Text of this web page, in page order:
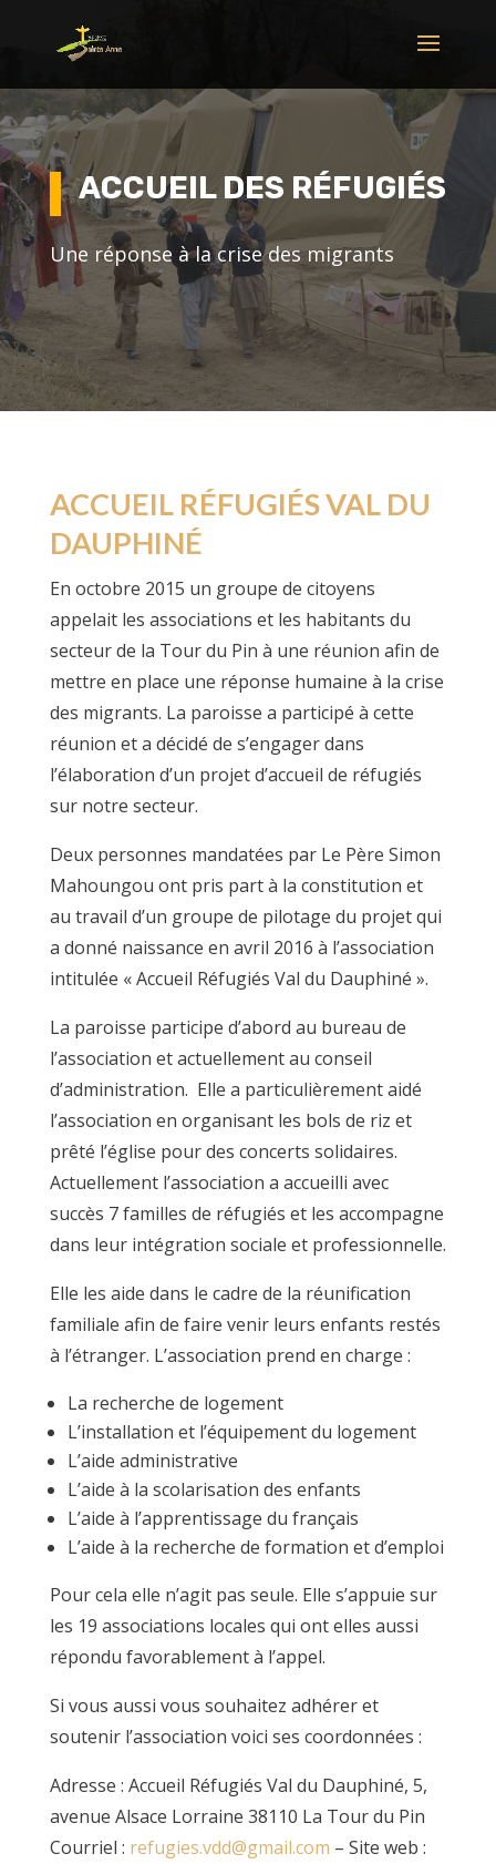
ACCUEIL DES RÉFUGIÉS
Une réponse à la crise des migrants
ACCUEIL RÉFUGIÉS VAL DU
DAUPHINÉ
En octobre 2015 un groupe de citoyens
appelait les associations et les habitants du
secteur de la Tour du Pin à une réunion afin de
mettre en place une réponse humaine à la crise
des migrants. La paroisse a participé à cette
réunion et a décidé de s’engager dans
l’élaboration d’un projet d’accueil de réfugiés
sur notre secteur.
Deux personnes mandatées par Le Père Simon
Mahoungou ont pris part à la constitution et
au travail d’un groupe de pilotage du projet qui
a donné naissance en avril 2016 à l’association
intitulée « Accueil Réfugiés Val du Dauphiné ».
La paroisse participe d’abord au bureau de
l’association et actuellement au conseil
d’administration. Elle a particulièrement aidé
l’association en organisant les bols de riz et
prêté l’église pour des concerts solidaires.
Actuellement l’association a accueilli avec
succès 7 familles de réfugiés et les accompagne
dans leur intégration sociale et professionnelle.
Elle les aide dans le cadre de la réunification
familiale afin de faire venir leurs enfants restés
à l’étranger. L’association prend en charge :
La recherche de logement
L’installation et l’équipement du logement
L’aide administrative
L’aide à la scolarisation des enfants
L’aide à l’apprentissage du français
L’aide à la recherche de formation et d’emploi
Pour cela elle n’agit pas seule. Elle s’appuie sur
les 19 associations locales qui ont elles aussi
répondu favorablement à l’appel.
Si vous aussi vous souhaitez adhérer et
soutenir l’association voici ses coordonnées :
Adresse : Accueil Réfugiés Val du Dauphiné, 5,
avenue Alsace Lorraine 38110 La Tour du Pin
Courriel : refugies.vdd@gmail.com – Site web :